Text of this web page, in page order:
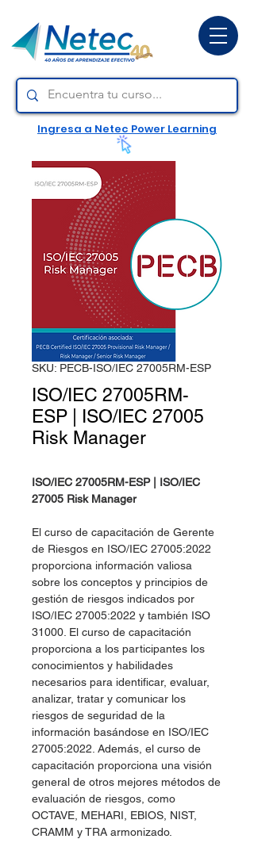
Ingresa a Netec Power Learning
SKU: PECB-ISO/IEC 27005RM-ESP
ISO/IEC 27005RM-
ESP | ISO/IEC 27005
Risk Manager
ISO/IEC 27005RM-ESP | ISO/IEC
27005 Risk Manager
El curso de capacitación de Gerente
de Riesgos en ISO/IEC 27005:2022
proporciona información valiosa
sobre los conceptos y principios de
gestión de riesgos indicados por
ISO/IEC 27005:2022 y también ISO
31000. El curso de capacitación
proporciona a los participantes los
conocimientos y habilidades
necesarios para identificar, evaluar,
analizar, tratar y comunicar los
riesgos de seguridad de la
información basándose en ISO/IEC
27005:2022. Además, el curso de
capacitación proporciona una visión
general de otros mejores métodos de
evaluación de riesgos, como
OCTAVE, MEHARI, EBIOS, NIST,
CRAMM y TRA armonizado.